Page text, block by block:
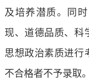
及培养潜质。同
现、道德品质、科
思想政治素质进行
不合格者不予录取。